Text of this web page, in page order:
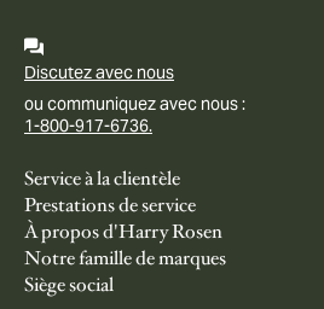
Discutez avec nous
ou communiquez avec nous :
1-800-917-6736.
Service à la clientèle
Prestations de service
À propos d'Harry Rosen
Notre famille de marques
Siège social